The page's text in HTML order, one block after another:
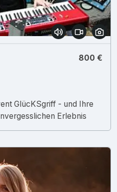
800 €
GlücKSgriff - und Ihre
Erlebnis